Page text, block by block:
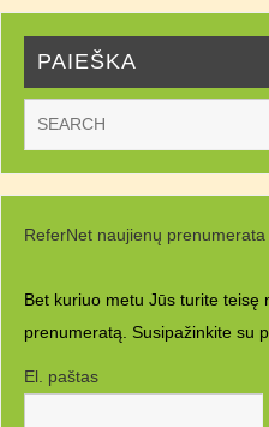
PAIEŠKA
ReferNet naujienų prenumerata
Bet kuriuo metu Jūs turite teisę
prenumeratą. Susipažinkite su
El. paštas